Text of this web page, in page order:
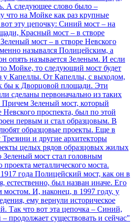
А следующее слово было –
что на Мойке как раз крупные
эту цепочку: Синий мост – на
Красный мост – в створе
мост – в створе Невского
назывался Полицейским, а
опять называется Зеленым. И если
Мойке, то следующий мост будет
у Капеллы. От Капеллы, с выходом,
бы к Дворцовой площади. Эти
сделаны первоначально из таких
Зеленый мост, который
Невского проспекта, был по этой
первым и стал образцовым. В
образцовые проекты. Еще в
и другие архитекторы
целых рядов образцовых жилых
мост стал головным
проекта металлического моста.
года Полицейский мост, как он в
естественно, был назван иначе. Его
И, наконец, в 1997 году, у
ему вернули историческое
Так что вот эта цепочка – Синий,
продолжает существовать и сейчас"